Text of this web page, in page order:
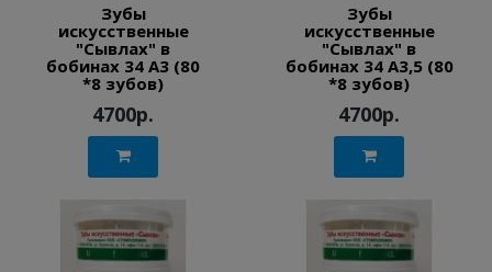
Зубы
искусственные
"Сывлах" в
бобинах 34 А3 (80
*8 зубов)
4700р.
Зубы
искусственные
"Сывлах" в
бобинах 34 А3,5 (80
*8 зубов)
4700р.